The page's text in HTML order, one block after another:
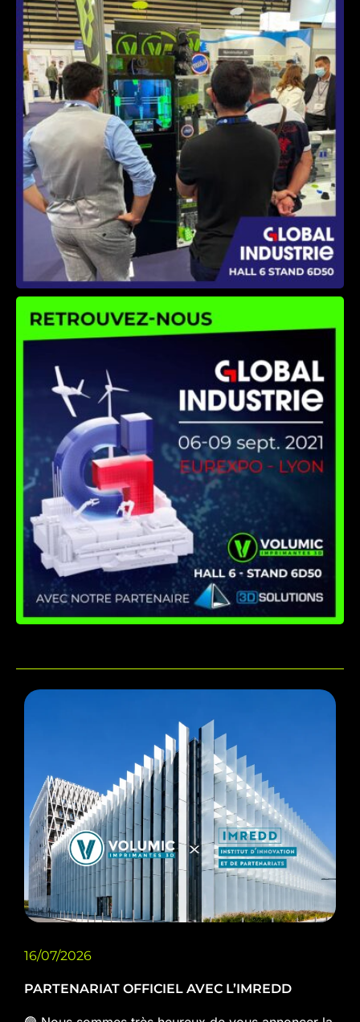
16/07/2026
PARTENARIAT OFFICIEL AVEC L’IMREDD